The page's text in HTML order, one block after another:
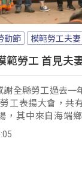
動節 模範勞工夫妻
範勞工 首見夫
謝全縣勞工過去一
工表揚大會，共
，其中來自海端
，也是台東首對